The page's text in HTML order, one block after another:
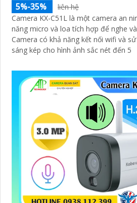
5%-35%
liên hệ
Camera KX-C51L là một camera an
năng micro và loa tích hợp để nghe
Camera có khả năng kết nối wifi và
sáng kép cho hình ảnh sắc nét đến 5